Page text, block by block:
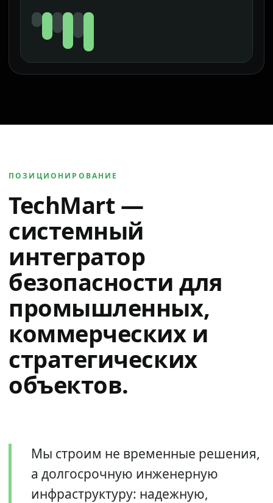
ПОЗИЦИОНИРОВАНИЕ
TechMart —
системный
интегратор
безопасности для
промышленных,
коммерческих и
стратегических
объектов.
Мы строим не временные решения,
а долгосрочную инженерную
инфраструктуру: надежную,